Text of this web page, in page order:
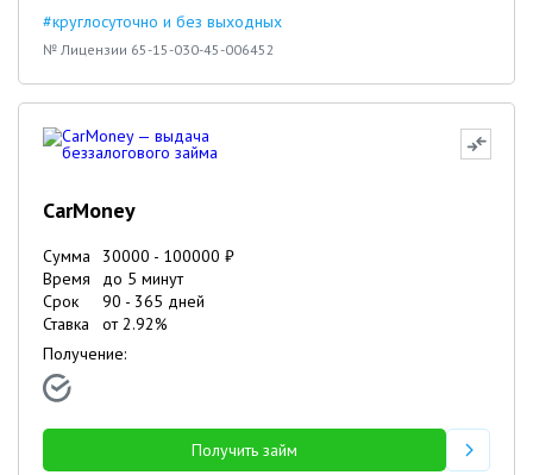
#круглосуточно и без выходных
№ Лицензии 65-15-030-45-006452
CarMoney
Сумма 30000 - 100000 ₽
Время
до 5 минут
Срок
90 - 365 дней
Ставка
от2.92%
Получение:
Получить займ